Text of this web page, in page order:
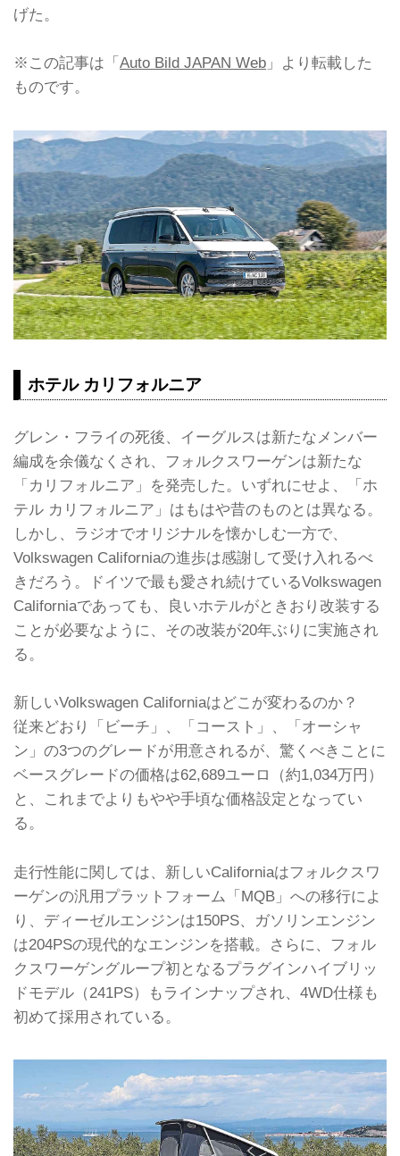
げた。
※この記事は「 Auto Bild JAPAN Web 」より転載した
ものです。
ホテル カリフォルニア
グレン・フライの死後、イーグルスは新たなメンバー
編成を余儀なくされ、フォルクスワーゲンは新たな
「カリフォルニア」を発売した。いずれにせよ、「ホ
テル カリフォルニア」はもはや昔のものとは異なる。
しかし、ラジオでオリジナルを懐かしむ一方で、
Volkswagen Californiaの進歩は感謝して受け入れるべ
きだろう。ドイツで最も愛され続けているVolkswagen
Californiaであっても、良いホテルがときおり改装する
ことが必要なように、その改装が20年ぶりに実施され
る。
新しいVolkswagen Californiaはどこが変わるのか？
従来どおり「ビーチ」、「コースト」、「オーシャ
ン」の3つのグレードが用意されるが、驚くべきことに
ベースグレードの価格は62,689ユーロ（約1,034万円）
と、これまでよりもやや手頃な価格設定となってい
る。
走行性能に関しては、新しいCaliforniaはフォルクスワ
ーゲンの汎用プラットフォーム「MQB」への移行によ
り、ディーゼルエンジンは150PS、ガソリンエンジン
は204PSの現代的なエンジンを搭載。さらに、フォル
クスワーゲングループ初となるプラグインハイブリッ
ドモデル（241PS）もラインナップされ、4WD仕様も
初めて採用されている。